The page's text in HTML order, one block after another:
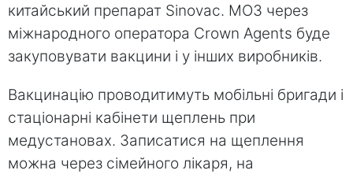
китайський препарат Sinovac. МОЗ через
міжнародного оператора Crown Agents буде
закуповувати вакцини і у інших виробників.
Вакцинацію проводитимуть мобільні бригади і
стаціонарні кабінети щеплень при
медустановах. Записатися на щеплення
можна через сімейного лікаря, на